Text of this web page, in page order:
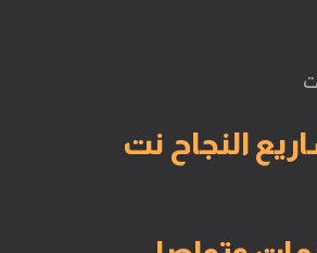
النجاح نت